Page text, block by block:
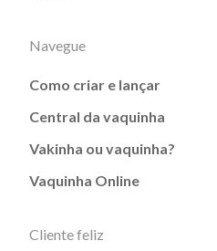
Navegue
Como criar e lançar
Central da vaquinha
Vakinha ou vaquinha?
Vaquinha Online
Cliente feliz